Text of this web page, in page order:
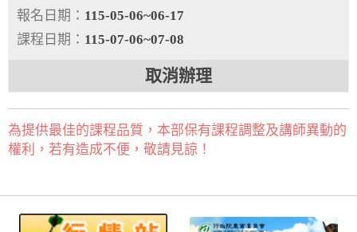
取消辦理
報名日期： 115-05-06~06-17
課程日期： 115-07-06~07-08
為提供最佳的課程品質，本部保有課程調整及講師異動的
權利，若有造成不便，敬請見諒！